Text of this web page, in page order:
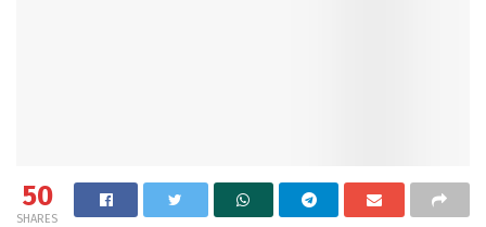
50
SHARES